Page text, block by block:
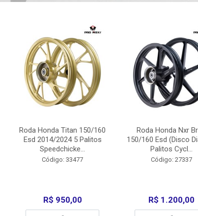
Roda Honda Titan 150/160
Esd 2014/2024 5 Palitos
Speedchicke...
Código: 33477
R$ 950,00
Roda Honda Nxr
150/160 Esd (Disco
Palitos Cycl...
Código: 27337
R$ 1.200,00